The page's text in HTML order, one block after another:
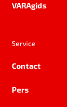
VARAgids
Service
Contact
Pers